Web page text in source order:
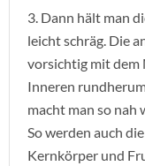
3. Dann hält man
leicht schräg. Die
vorsichtig mit dem
Inneren
macht man so nah
So werden auch
Kernkörper und